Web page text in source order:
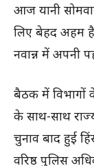
आज यानी
लिए बेहद अहम
नवान्न में अपनी
बैठक में विभागों
के साथ-साथ
चुनाव बाद हुई
वरिष्ठ पुलिस